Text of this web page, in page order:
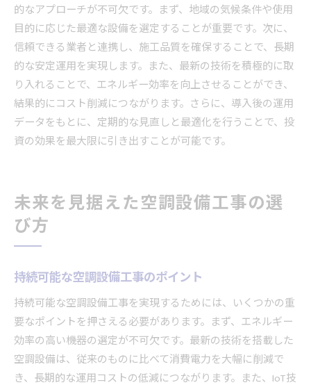
的なアプローチが不可欠です。まず、地域の気候条件や使用
目的に応じた最適な設備を選定することが重要です。次に、
信頼できる業者と連携し、施工品質を確保することで、長期
的な安定運用を実現します。また、最新の技術を積極的に取
り入れることで、エネルギー効率を向上させることができ、
結果的にコスト削減につながります。さらに、導入後の運用
データをもとに、定期的な見直しと最適化を行うことで、投
資の効果を最大限に引き出すことが可能です。
未来を見据えた空調設備工事の選
び方
持続可能な空調設備工事のポイント
持続可能な空調設備工事を実現するためには、いくつかの重
要なポイントを押さえる必要があります。まず、エネルギー
効率の高い機器の選定が不可欠です。最新の技術を搭載した
空調設備は、従来のものに比べて消費電力を大幅に削減で
き、長期的な運用コストの低減につながります。また、IoT技